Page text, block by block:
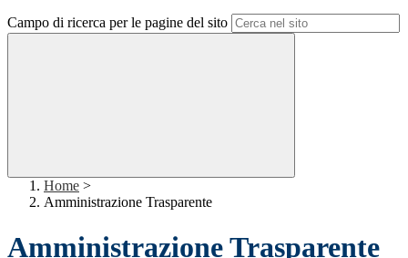
Campo di ricerca per le pagine del sito
Home >
Amministrazione Trasparente
Amministrazione Trasparente